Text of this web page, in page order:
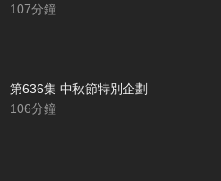
107分鐘
第636集 中秋節特別企劃
106分鐘